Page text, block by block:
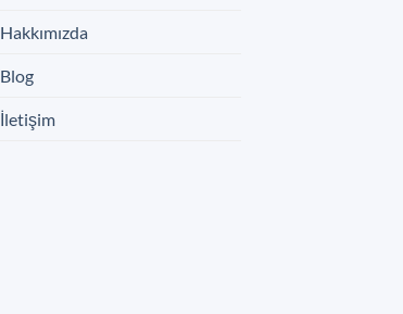
Hakkımızda
Blog
İletişim